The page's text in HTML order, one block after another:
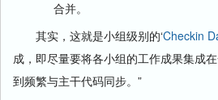
合并。
其实，这就是小组级别的‘Checkin
成，即尽量要将各小组的工作成果集成
到频繁与主干代码同步。”